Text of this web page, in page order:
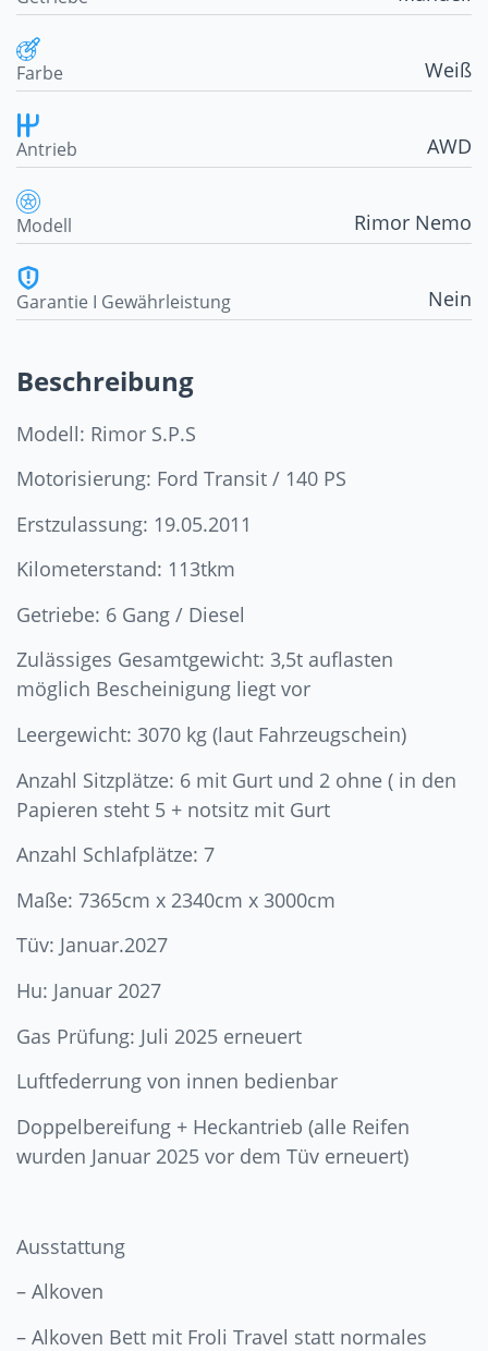
Farbe Weiß
Antrieb AWD
Modell Rimor Nemo
Garantie I Gewährleistung Nein
Beschreibung
Modell: Rimor S.P.S
Motorisierung: Ford Transit / 140 PS
Erstzulassung: 19.05.2011
Kilometerstand: 113tkm
Getriebe: 6 Gang / Diesel
Zulässiges Gesamtgewicht: 3,5t auflasten
möglich Bescheinigung liegt vor
Leergewicht: 3070 kg (laut Fahrzeugschein)
Anzahl Sitzplätze: 6 mit Gurt und 2 ohne ( in den
Papieren steht 5 + notsitz mit Gurt
Anzahl Schlafplätze: 7
Maße: 7365cm x 2340cm x 3000cm
Tüv: Januar.2027
Hu: Januar 2027
Gas Prüfung: Juli 2025 erneuert
Luftfederrung von innen bedienbar
Doppelbereifung + Heckantrieb (alle Reifen
wurden Januar 2025 vor dem Tüv erneuert)
Ausstattung
– Alkoven
– Alkoven Bett mit Froli Travel statt normales